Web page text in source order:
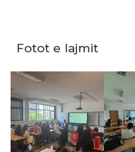
Fotot e lajmit